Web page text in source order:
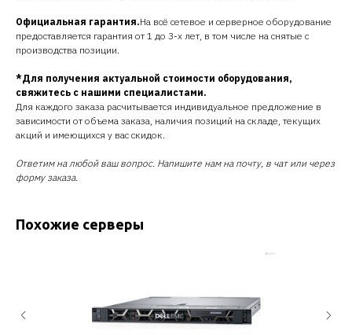
Официальная гарантия.На всё сетевое и серверное оборудование
предоставляется гарантия от 1 до 3-х лет, в том числе на снятые с
производства позиции.
*Для получения актуальной стоимости оборудования,
свяжитесь с нашими специалистами.
Для каждого заказа расчитывается индивидуальное предложение в
зависимости от объема заказа, наличия позиций на складе, текущих
акций и имеющихся у вас скидок.
Ответим на любой ваш вопрос. Напишите нам на почту, в чат или через
форму заказа.
Похожие серверы